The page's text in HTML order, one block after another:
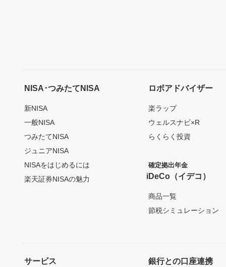
NISA･つみたてNISA
新NISA
一般NISA
つみたてNISA
ジュニアNISA
NISAをはじめるには
楽天証券NISAの魅力
ロボアドバイザー
楽ラップ
ウェルスナビ×R
らくらく投資
確定拠出年金
iDeCo（イデコ）
商品一覧
節税シミュレーション
サービス 銀行との口座連携